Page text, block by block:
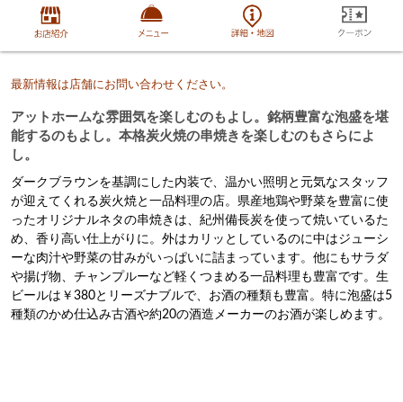
最新情報は店舗にお問い合わせください。
アットホームな雰囲気を楽しむのもよし。銘柄豊富な泡盛を堪
能するのもよし。本格炭火焼の串焼きを楽しむのもさらによ
し。
ダークブラウンを基調にした内装で、温かい照明と元気なスタッフ
が迎えてくれる炭火焼と一品料理の店。県産地鶏や野菜を豊富に使
ったオリジナルネタの串焼きは、紀州備長炭を使って焼いているた
め、香り高い仕上がりに。外はカリッとしているのに中はジューシ
ーな肉汁や野菜の甘みがいっぱいに詰まっています。他にもサラダ
や揚げ物、チャンプルーなど軽くつまめる一品料理も豊富です。生
ビールは￥380とリーズナブルで、お酒の種類も豊富。特に泡盛は5
種類のかめ仕込み古酒や約20の酒造メーカーのお酒が楽しめます。